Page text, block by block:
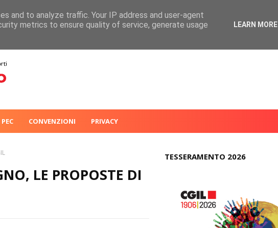
PEC CONVENZIONI PRIVACY
LE PROPOSTE DI
TESSERAMENTO 2026
and to analyze traffic. Your IP address and user-agent
metrics to ensure quality of service, generate usage
LEARN MORE